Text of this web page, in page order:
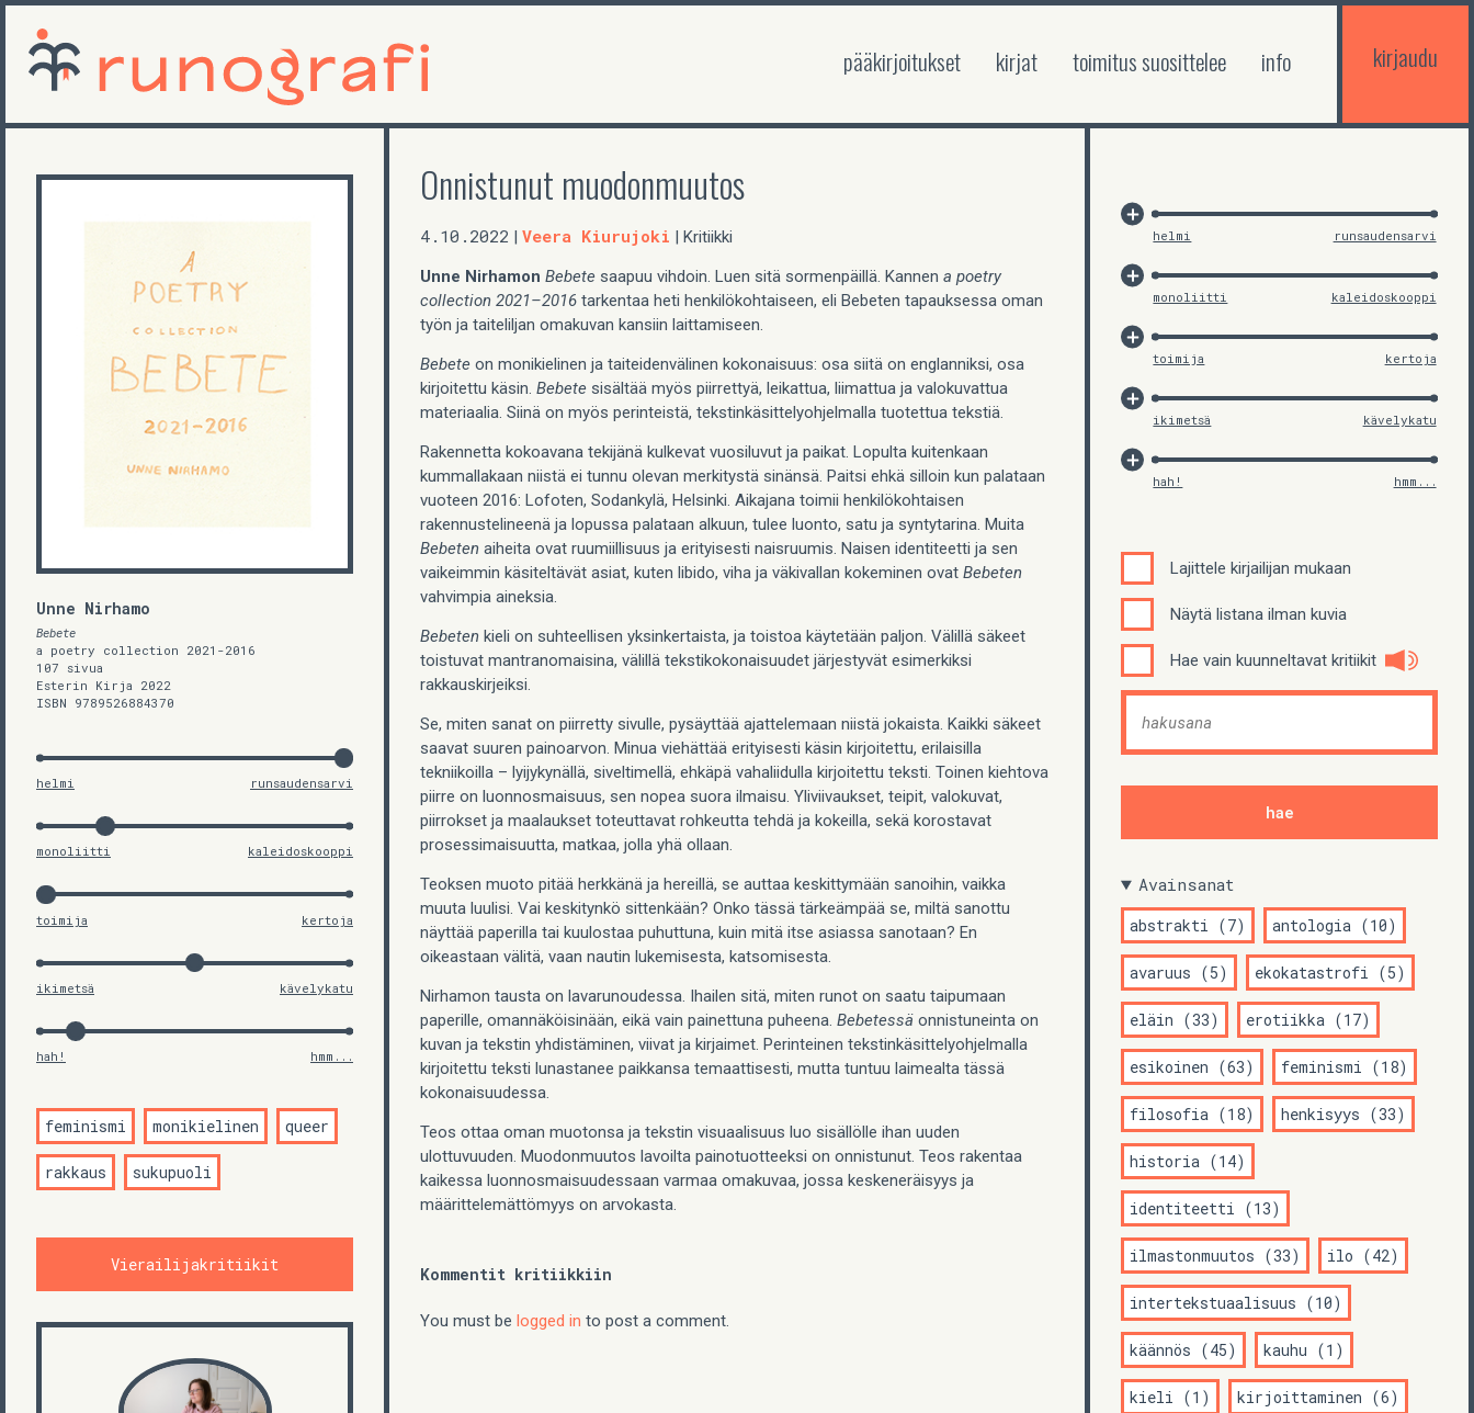
kirjaudu
pääkirjoitukset kirjat toimitus suosittelee info
Unne Nirhamo
Bebete
a poetry collection 2021-2016
107 sivua
Esterin Kirja 2022
ISBN 9789526884370
helmi runsaudensarvi
monoliitti kaleidoskooppi
toimija kertoja
ikimetsä kävelykatu
hah! hmm...
feminismi monikielinen queer
rakkaus sukupuoli
Vierailijakritiikit
Onnistunut muodonmuutos
4.10.2022 | Veera Kiurujoki | Kritiikki
Unne Nirhamon Bebete saapuu vihdoin. Luen sitä sormenpäillä. Kannen a poetry
collection 2021–2016 tarkentaa heti henkilökohtaiseen, eli Bebeten tapauksessa oman
työn ja taiteliljan omakuvan kansiin laittamiseen.
Bebete on monikielinen ja taiteidenvälinen kokonaisuus: osa siitä on englanniksi, osa
kirjoitettu käsin. Bebete sisältää myös piirrettyä, leikattua, liimattua ja valokuvattua
materiaalia. Siinä on myös perinteistä, tekstinkäsittelyohjelmalla tuotettua tekstiä.
Rakennetta kokoavana tekijänä kulkevat vuosiluvut ja paikat. Lopulta kuitenkaan
kummallakaan niistä ei tunnu olevan merkitystä sinänsä. Paitsi ehkä silloin kun palataan
vuoteen 2016: Lofoten, Sodankylä, Helsinki. Aikajana toimii henkilökohtaisen
rakennustelineenä ja lopussa palataan alkuun, tulee luonto, satu ja syntytarina. Muita
Bebeten aiheita ovat ruumiillisuus ja erityisesti naisruumis. Naisen identiteetti ja sen
vaikeimmin käsiteltävät asiat, kuten libido, viha ja väkivallan kokeminen ovat Bebeten
vahvimpia aineksia.
Bebeten kieli on suhteellisen yksinkertaista, ja toistoa käytetään paljon. Välillä säkeet
toistuvat mantranomaisina, välillä tekstikokonaisuudet järjestyvät esimerkiksi
rakkauskirjeiksi.
Se, miten sanat on piirretty sivulle, pysäyttää ajattelemaan niistä jokaista. Kaikki säkeet
saavat suuren painoarvon. Minua viehättää erityisesti käsin kirjoitettu, erilaisilla
tekniikoilla – lyijykynällä, siveltimellä, ehkäpä vahaliidulla kirjoitettu teksti. Toinen kiehtova
piirre on luonnosmaisuus, sen nopea suora ilmaisu. Yliviivaukset, teipit, valokuvat,
piirrokset ja maalaukset toteuttavat rohkeutta tehdä ja kokeilla, sekä korostavat
prosessimaisuutta, matkaa, jolla yhä ollaan.
Teoksen muoto pitää herkkänä ja hereillä, se auttaa keskittymään sanoihin, vaikka
muuta luulisi. Vai keskitynkö sittenkään? Onko tässä tärkeämpää se, miltä sanottu
näyttää paperilla tai kuulostaa puhuttuna, kuin mitä itse asiassa sanotaan? En
oikeastaan välitä, vaan nautin lukemisesta, katsomisesta.
Nirhamon tausta on lavarunoudessa. Ihailen sitä, miten runot on saatu taipumaan
paperille, omannäköisinään, eikä vain painettuna puheena. Bebetessä onnistuneinta on
kuvan ja tekstin yhdistäminen, viivat ja kirjaimet. Perinteinen tekstinkäsittelyohjelmalla
kirjoitettu teksti lunastanee paikkansa temaattisesti, mutta tuntuu laimealta tässä
kokonaisuudessa.
Teos ottaa oman muotonsa ja tekstin visuaalisuus luo sisällölle ihan uuden
ulottuvuuden. Muodonmuutos lavoilta painotuotteeksi on onnistunut. Teos rakentaa
kaikessa luonnosmaisuudessaan varmaa omakuvaa, jossa keskeneräisyys ja
määrittelemättömyys on arvokasta.
Kommentit kritiikkiin
You must be logged in to post a comment.
helmi runsaudensarvi
monoliitti kaleidoskooppi
toimija kertoja
ikimetsä kävelykatu
hah! hmm...
Lajittele kirjailijan mukaan
Näytä listana ilman kuvia
Hae vain kuunneltavat kritiikit
Avainsanat
abstrakti (7) antologia (10)
avaruus (5) ekokatastrofi (5)
eläin (33) erotiikka (17)
esikoinen (63) feminismi (18)
filosofia (18) henkisyys (33)
historia (14)
identiteetti (13)
ilmastonmuutos (33) ilo (42)
intertekstuaalisuus (10)
käännös (45) kauhu (1)
kieli (1) kirjoittaminen (6)